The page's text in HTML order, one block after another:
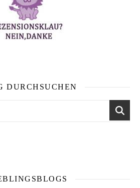
DURCHSUCHEN